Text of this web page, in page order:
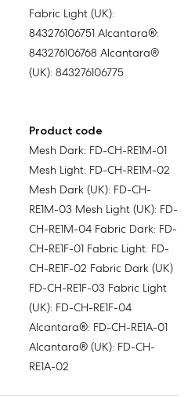
Fabric Light (UK):
843276106751 Alcantara®:
843276106768 Alcantara®
(UK): 843276106775
Product code
Mesh Dark: FD-CH-RE1M-01
Mesh Light: FD-CH-RE1M-02
Mesh Dark (UK): FD-CH-
RE1M-03 Mesh Light (UK): FD-
CH-RE1M-04 Fabric Dark: FD-
CH-RE1F-01 Fabric Light: FD-
CH-RE1F-02 Fabric Dark (UK)
FD-CH-RE1F-03 Fabric Light
(UK): FD-CH-RE1F-04
Alcantara®: FD-CH-RE1A-01
Alcantara® (UK): FD-CH-
RE1A-02